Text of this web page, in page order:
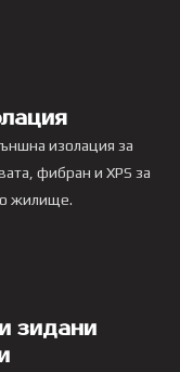
изолация за
фибран и XPS за
жилище.
зидани